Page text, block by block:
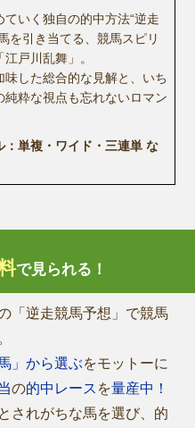
いく独自の的中方法“逆走
を引き当てる、競馬スピリ
戸川乱舞」。
味した総合的な見解と、いち
純粋な視点も忘れないロマン
：単複・ワイド・三連単 な
で見られる！
「逆走競馬予想」で競馬
」から選ぶをモットーに
の的中レース を量産中！
されがちな馬を選び、的